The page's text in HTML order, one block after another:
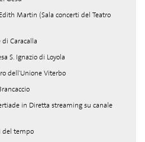
Martin (Sala concerti del Teatro
Caracalla
S. Ignazio di Loyola
dell'Unione Viterbo
in Diretta streaming su canale
del tempo